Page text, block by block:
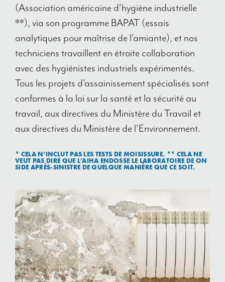
(Association américaine d’hygiène industrielle
**), via son programme BAPAT (essais
analytiques pour maîtrise de l’amiante), et nos
techniciens travaillent en étroite collaboration
avec des hygiénistes industriels expérimentés.
Tous les projets d’assainissement spécialisés sont
conformes à la loi sur la santé et la sécurité au
travail, aux directives du Ministère du Travail et
aux directives du Ministère de l’Environnement.
* CELA N’INCLUT PAS LES TESTS DE MOISISSURE. ** CELA NE
VEUT PAS DIRE QUE L’AIHA ENDOSSE LE LABORATOIRE DE ON
SIDE APRÈS-SINISTRE DE QUELQUE MANIÈRE QUE CE SOIT.